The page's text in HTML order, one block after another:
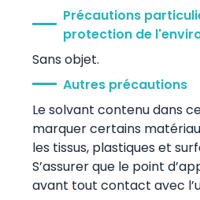
Précautions
protection de
Sans objet.
Autres précautions
Le solvant contenu dans
marquer certains
les tissus, plastiques et
S’assurer que le point
avant tout contact avec